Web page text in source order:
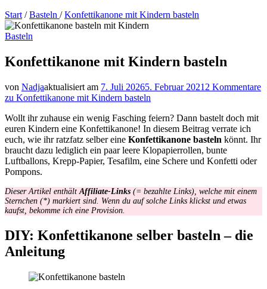
Start / Basteln / Konfettikanone mit Kindern basteln
Basteln
Konfettikanone mit Kindern basteln
von Nadjaaktualisiert am 7. Juli 20265. Februar 2021 2 Kommentare
zu Konfettikanone mit Kindern basteln
Wollt ihr zuhause ein wenig Fasching feiern? Dann bastelt doch mit
euren Kindern eine Konfettikanone! In diesem Beitrag verrate ich
euch, wie ihr ratzfatz selber eine Konfettikanone basteln könnt. Ihr
braucht dazu lediglich ein paar leere Klopapierrollen, bunte
Luftballons, Krepp-Papier, Tesafilm, eine Schere und Konfetti oder
Pompons.
Dieser Artikel enthält Affiliate-Links (= bezahlte Links), welche mit einem
Sternchen (*) markiert sind. Wenn du auf solche Links klickst und etwas
kaufst, bekomme ich eine Provision.
DIY: Konfettikanone selber basteln – die
Anleitung